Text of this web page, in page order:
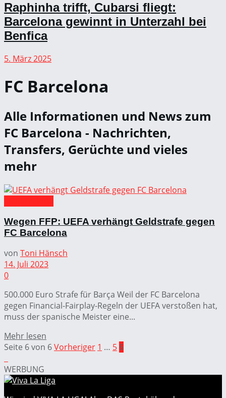
Raphinha trifft, Cubarsi fliegt:
Barcelona gewinnt in Unterzahl bei
Benfica
5. März 2025
FC Barcelona
Alle Informationen und News zum
FC Barcelona - Nachrichten,
Transfers, Gerüchte und vieles
mehr
Wegen FFP: UEFA verhängt Geldstrafe gegen
FC Barcelona
von Toni Hänsch
14. Juli 2023
0
500.000 Euro Strafe für Barça Weil der FC Barcelona
gegen Financial-Fairplay-Regeln der UEFA verstoßen hat,
muss der spanische Meister eine...
Mehr lesen
Seite 6 von 6Vorheriger 1 … 5 6
WERBUNG